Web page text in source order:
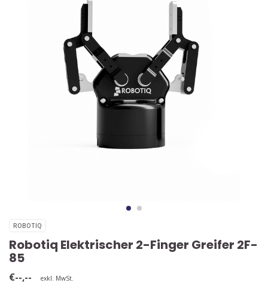
ROBOTIQ
Robotiq Elektrischer 2-Finger Greifer 2F-
85
€--,-- exkl. MwSt.